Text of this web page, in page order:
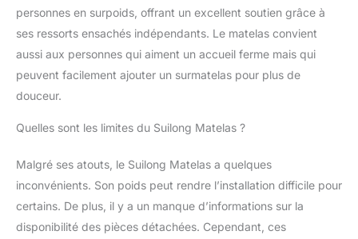
massage 3D Wave et
une mousse haute
densité. Les molécules
de gel peuvent
corporelle; L'éponge de
massage ondulée
sanguine; L'éponge
haute densité peut
vous fournir un soutien
doux et une
personnes en surpoids, offrant un excellent soutien grâce à
ses ressorts ensachés indépendants. Le matelas convient
aussi aux personnes qui aiment un accueil ferme mais qui
peuvent facilement ajouter un surmatelas pour plus de
douceur.
Quelles sont les limites du Suilong Matelas ?
Malgré ses atouts, le Suilong Matelas a quelques
inconvénients. Son poids peut rendre l’installation difficile pour
certains. De plus, il y a un manque d’informations sur la
disponibilité des pièces détachées. Cependant, ces